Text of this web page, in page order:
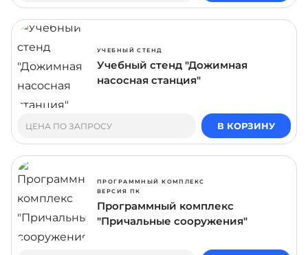
УЧЕБНЫЙ СТЕНД
Учебный стенд "Дожимная
насосная станция"
ЦЕНА ПО ЗАПРОСУ В КОРЗИНУ
ПРОГРАММНЫЙ КОМПЛЕКС
ВЕРСИЯ ПК
Программный комплекс
"Причальные сооружения"